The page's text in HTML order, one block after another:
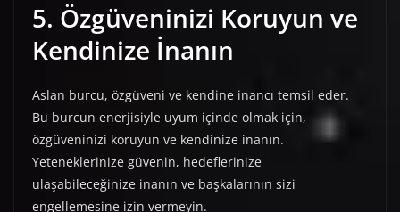
5. Özgüveninizi Koruyun ve
Kendinize İnanın
Aslan burcu, özgüveni ve kendine inancı temsil eder.
Bu burcun enerjisiyle uyum içinde olmak için,
özgüveninizi koruyun ve kendinize inanın.
Yeteneklerinize güvenin, hedeflerinize
ulaşabileceğinize inanın ve başkalarının sizi
engellemesine izin vermeyin.